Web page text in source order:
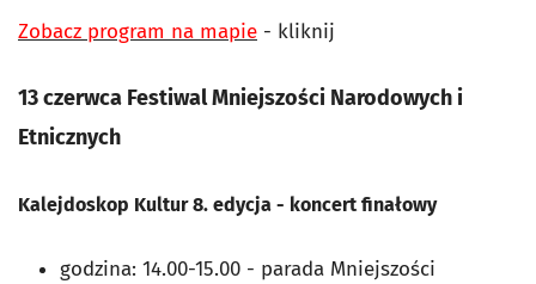
Zobacz program na mapie - kliknij
13 czerwca Festiwal Mniejszości Narodowych i
Etnicznych
Kalejdoskop Kultur 8. edycja - koncert finałowy
godzina: 14.00-15.00 - parada Mniejszości